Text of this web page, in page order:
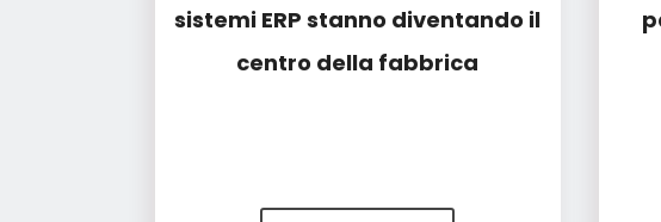
sistemi ERP stanno diventando il
centro della fabbrica